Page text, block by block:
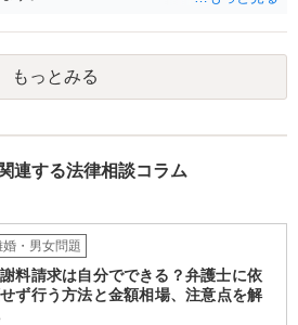
もっとみる
連する法律相談コラム
婚・男女問題
料請求は自分でできる？弁護士に依
ず行う方法と金額相場、注意点を解